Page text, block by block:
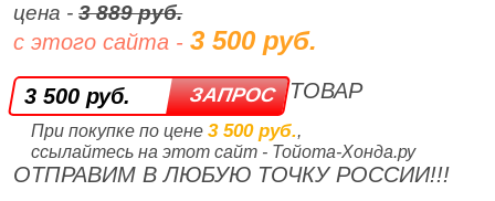
цена -3 889 руб.
с этого сайта -3 500 руб.
3 500 руб.
При покупке по цене 3 500 руб.,
ссылайтесь на этот сайт - Тойота-Хонда.ру
ТОВАР
ОТПРАВИМ В ЛЮБУЮ ТОЧКУ РОССИИ!!!